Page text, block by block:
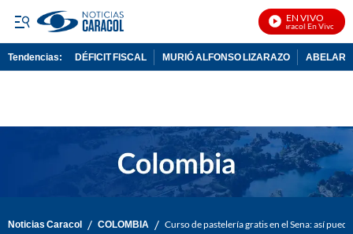
EN VIVO
Noticias Caracol En Vivo
Tendencias: DÉFICIT FISCAL MURIÓ ALFONSO LIZARAZO
Noticias Caracol / COLOMBIA / Curso de pastelería gratis en el Sena: así